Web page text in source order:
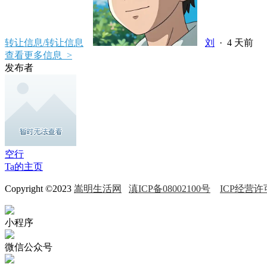
转让信息/转让信息 刘 · 4 天前
查看更多信息 >
发布者
空行
Ta的主页
Copyright ©2023 嵩明生活网 滇ICP备08002100号 ICP经营许
小程序
微信公众号